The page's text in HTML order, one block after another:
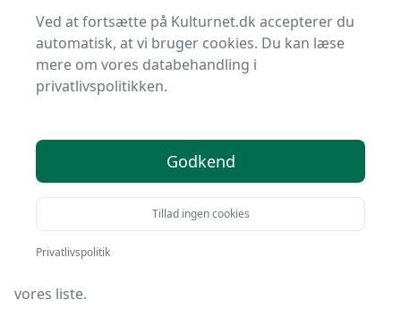
Top 12 bedste
dobbeltdyner
Kulturnet er stedet at finde dobbeltdyner. Vi har
samlet 12 top-produkter, så du hurtigt kan vælge det
bedste.
Så uanset om du vægter høj kvalitet, allerede har en
specifik model i tankerne, leder efter gode priser eller
vores liste.
Ved at fortsætte på Kulturnet.dk accepterer du
automatisk, at vi bruger cookies. Du kan læse
mere om vores databehandling i
privatlivspolitikken.
Godkend
Tillad ingen cookies
Privatlivspolitik